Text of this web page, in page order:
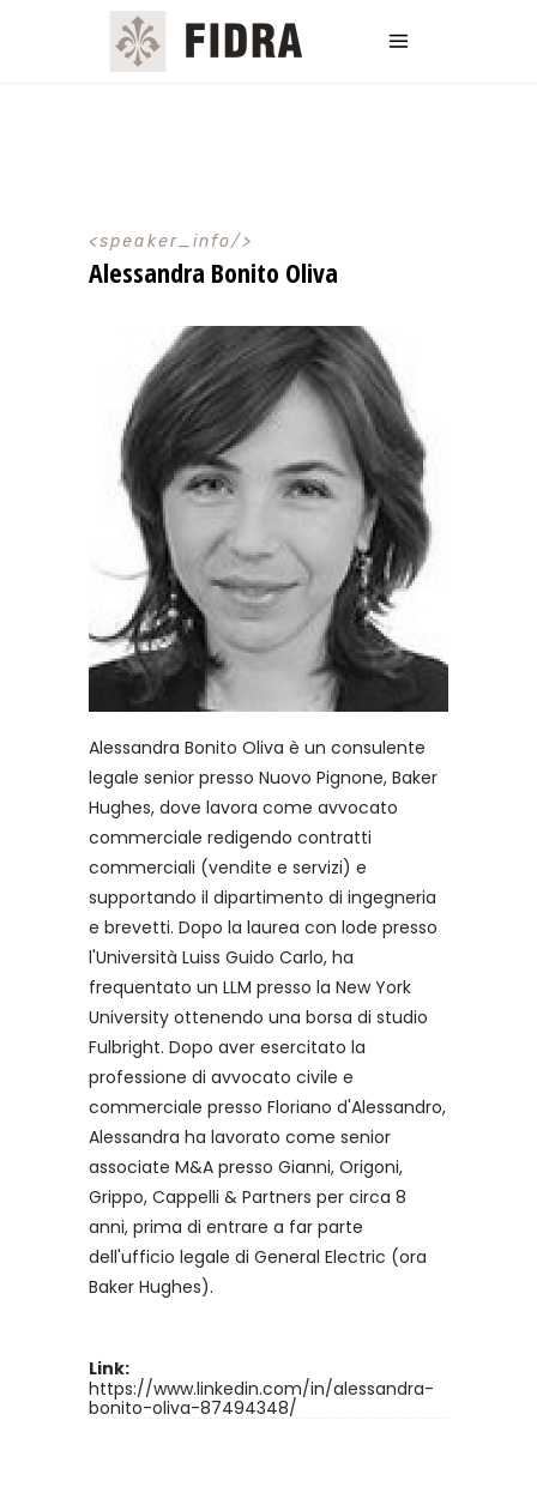
speaker_info
Alessandra Bonito Oliva
Alessandra Bonito Oliva è un consulente
legale senior presso Nuovo Pignone, Baker
Hughes, dove lavora come avvocato
commerciale redigendo contratti
commerciali (vendite e servizi) e
supportando il dipartimento di ingegneria
e brevetti. Dopo la laurea con lode presso
l'Università Luiss Guido Carlo, ha
frequentato un LLM presso la New York
University ottenendo una borsa di studio
Fulbright. Dopo aver esercitato la
professione di avvocato civile e
commerciale presso Floriano d'Alessandro,
Alessandra ha lavorato come senior
associate M&A presso Gianni, Origoni,
Grippo, Cappelli & Partners per circa 8
anni, prima di entrare a far parte
dell'ufficio legale di General Electric (ora
Baker Hughes).
Link:
https://www.linkedin.com/in/alessandra-
bonito-oliva-87494348/